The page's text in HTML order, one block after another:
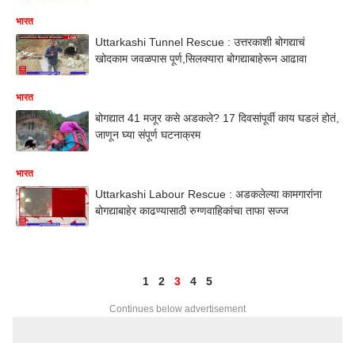
भारत
Uttarkashi Tunnel Rescue : उत्तरकाशी बोगद्याचं
खोदकाम जवळपास पूर्ण,सिलक्यारा बोगद्याबाहेरून आढावा
भारत
बोगद्यात 41 मजूर कसे अडकले? 17 दिवसांपूर्वी काय घडलं होतं,
जाणून घ्या संपूर्ण घटनाक्रम
भारत
Uttarkashi Labour Rescue : अडकलेल्या कामगारांना
बोगद्याबाहेर काढण्यासाठी रुग्णवाहिकांचा ताफा सज्ज
1 2 3 4 5
Continues below advertisement